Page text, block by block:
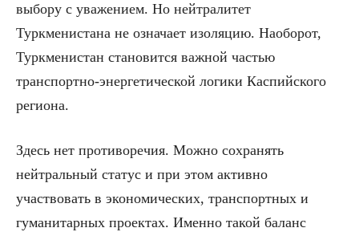
выбору с уважением. Но нейтралитет
Туркменистана не означает изоляцию. Наоборот,
Туркменистан становится важной частью
транспортно-энергетической логики Каспийского
региона.
Здесь нет противоречия. Можно сохранять
нейтральный статус и при этом активно
участвовать в экономических, транспортных и
гуманитарных проектах. Именно такой баланс